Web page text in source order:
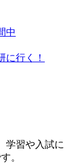
中
に行く！
学習や入試に
。